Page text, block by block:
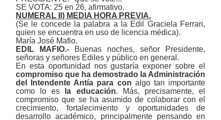
SE VOTA: 25 en 26, afirmativo.
NUMERAL II) MEDIA HORA PREVIA.
(Se le concede la palabra a la Edil Graciela Ferrari,
quien se encuentra en uso de licencia médica).
María José Mafio.
EDIL MAFIO.- Buenas noches, señor Presidente,
señoras y señores Ediles y público en general.
En esta oportunidad nos gustaría exponer sobre el
compromiso que ha demostrado la Administración
del Intendente Antía para con algo tan importante
como lo es
la educación. Más, precisamente, el
compromiso que se ha asumido de colaborar con el
crecimiento, fortalecimiento y oportunidades de
desarrollo académico, principalmente pensando en